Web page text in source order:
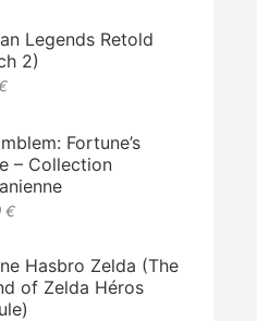
Legends Retold
2)
Fortune’s
– Collection
€
Hasbro Zelda (The
of Zelda Héros